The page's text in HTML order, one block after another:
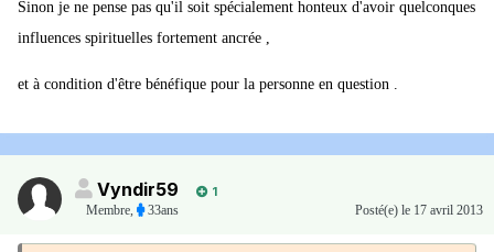
Sinon je ne pense pas qu'il soit spécialement honteux d'avoir quelconques
influences spirituelles fortement ancrée ,
et à condition d'être bénéfique pour la personne en question .
Vyndir59
1
Membre
33ans Posté(e) le 17 avril 2013